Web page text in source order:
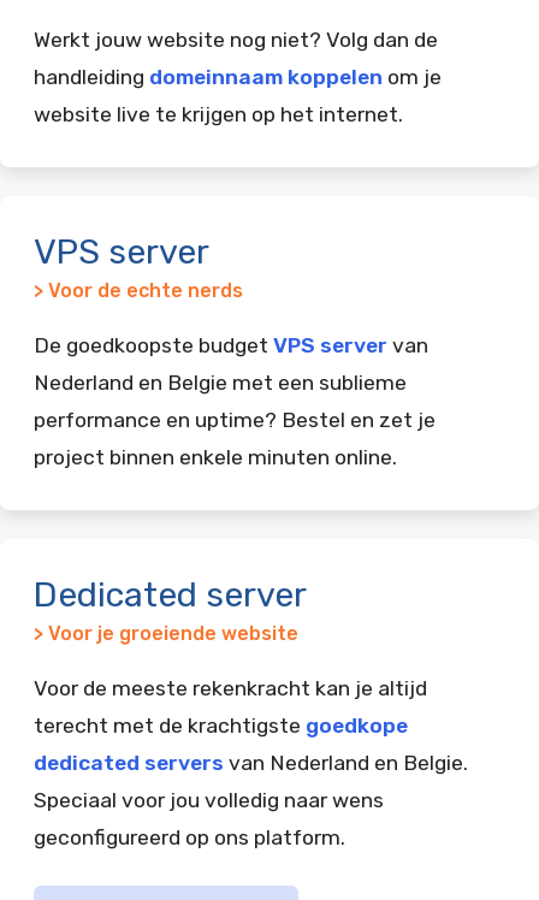
Werkt jouw website nog niet? Volg dan de
handleiding domeinnaam koppelen om je
website live te krijgen op het internet.
VPS server
> Voor de echte nerds
De goedkoopste budget VPS server van
Nederland en Belgie met een sublieme
performance en uptime? Bestel en zet je
project binnen enkele minuten online.
Dedicated server
> Voor je groeiende website
Voor de meeste rekenkracht kan je altijd
terecht met de krachtigste goedkope
dedicated servers van Nederland en Belgie.
Speciaal voor jou volledig naar wens
geconfigureerd op ons platform.